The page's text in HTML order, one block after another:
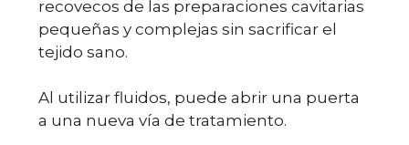
recovecos de las preparaciones cavitarias
pequeñas y complejas sin sacrificar el
tejido sano.
Al utilizar fluidos, puede abrir una puerta
a una nueva vía de tratamiento.